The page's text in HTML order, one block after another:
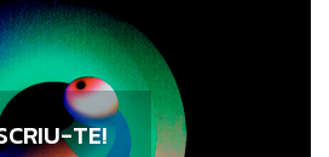
TE!